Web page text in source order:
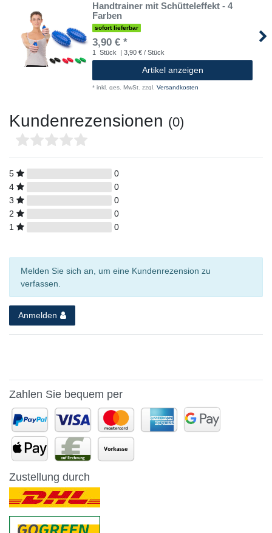
Handtrainer mit Schütteleffekt - 4
Farben
sofort lieferbar
3,90 € *
1 Stück | 3,90 € / Stück
Artikel anzeigen
* inkl. ges. MwSt. zzgl. Versandkosten
Kundenrezensionen (0)
5
0
4
0
3
0
2
0
1
0
Melden Sie sich an, um eine Kundenrezension zu
verfassen.
Anmelden
Zahlen Sie bequem per
Zustellung durch